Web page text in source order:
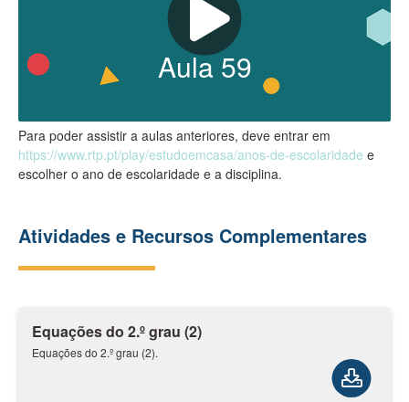
Aula59
Para poder assistir a aulas anteriores, deve entrar em
https://www.rtp.pt/play/estudoemcasa/anos-de-escolaridade e
escolher o ano de escolaridade e a disciplina.
Atividades e Recursos Complementares
Equações do 2.º grau (2)
Equações do 2.º grau (2).